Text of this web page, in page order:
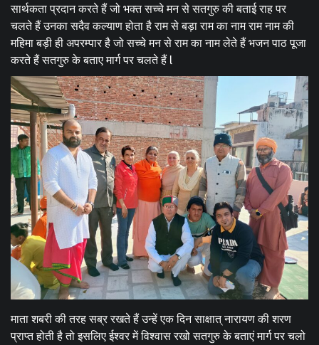
सार्थकता प्रदान करते हैं जो भक्त सच्चे मन से सतगुरु की बताई राह पर
चलते हैं उनका सदैव कल्याण होता है राम से बड़ा राम का नाम राम नाम की
महिमा बड़ी ही अपरम्पार है जो सच्चे मन से राम का नाम लेते हैं भजन पाठ पूजा
करते हैं सतगुरु के बताए मार्ग पर चलते हैं l
माता शबरी की तरह सब्र रखते हैं उन्हें एक दिन साक्षात् नारायण की शरण
प्राप्त होती है तो इसलिए ईश्वर में विश्वास रखो सतगुरु के बताएं मार्ग पर चलो